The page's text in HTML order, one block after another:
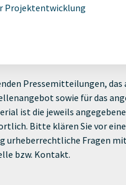
Projektentwicklung
Pressemitteilungen, das
sowie für das
ist die jeweils
Bitte klären Sie vor
urheberrechtliche Fragen
bzw. Kontakt.